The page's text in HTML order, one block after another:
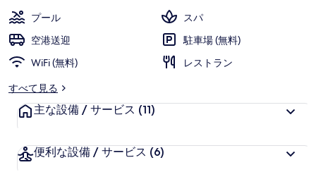
ゾ
ー
ト
ア
プール
スパ
空港送迎
駐車場 (無料)
WiFi (無料)
レストラン
すべて見る
主な設備 / サービス (11)
便利な設備 / サービス (6)